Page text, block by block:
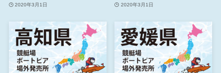
2020年3月1日 2020年3月1日